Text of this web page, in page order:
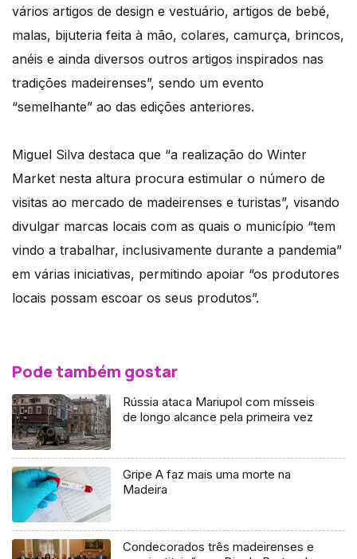
vários artigos de design e vestuário, artigos de bebé,
malas, bijuteria feita à mão, colares, camurça, brincos,
anéis e ainda diversos outros artigos inspirados nas
tradições madeirenses”, sendo um evento
“semelhante” ao das edições anteriores.
Miguel Silva destaca que “a realização do Winter
Market nesta altura procura estimular o número de
visitas ao mercado de madeirenses e turistas”, visando
divulgar marcas locais com as quais o município “tem
vindo a trabalhar, inclusivamente durante a pandemia”
em várias iniciativas, permitindo apoiar “os produtores
locais possam escoar os seus produtos”.
Pode também gostar
Rússia ataca Mariupol com mísseis
de longo alcance pela primeira vez
Gripe A faz mais uma morte na
Madeira
Condecorados três madeirenses e